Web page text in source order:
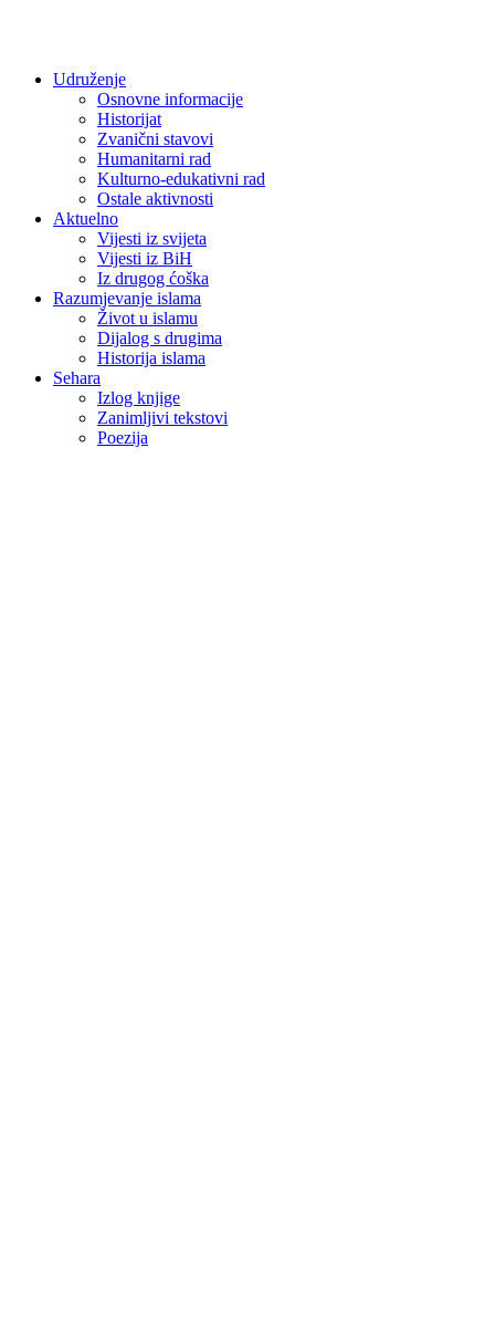
Udruženje
Osnovne informacije
Historijat
Zvanični stavovi
Humanitarni rad
Kulturno-edukativni rad
Ostale aktivnosti
Aktuelno
Vijesti iz svijeta
Vijesti iz BiH
Iz drugog ćoška
Razumjevanje islama
Život u islamu
Dijalog s drugima
Historija islama
Sehara
Izlog knjige
Zanimljivi tekstovi
Poezija